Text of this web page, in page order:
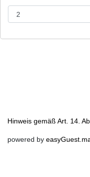
Hinweis gemäß Art. 14.
powered by